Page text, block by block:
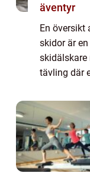
äventyr
En översikt
skidor är
skidälskare
tävling där
Men när
denna ...